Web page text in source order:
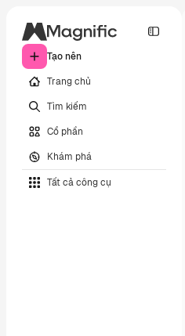
Tạo nên
Trang chủ
Tìm kiếm
Cổ phần
Khám phá
Tất cả công cụ